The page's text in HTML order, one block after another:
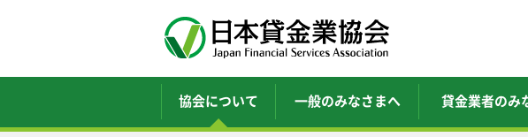
協会について 一般のみなさまへ 貸金業者のみ